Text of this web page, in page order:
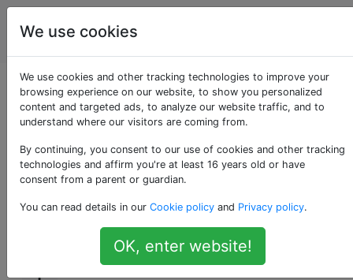
Programmierrätsel
& Code Golf
Zeichnen Sie ASCII-
Boxen in Boxen
Problem
gegebene Eingabe a,b,c
Wo
sind positive sogar ganze Zahlen
We use cookies
We use cookies and other tracking technologies to improve your
browsing experience on our website, to show you personalized
content and targeted ads, to analyze our website traffic, and to
understand where our visitors are coming from.
By continuing, you consent to our use of cookies and other tracking
technologies and affirm you're at least 16 years old or have
consent from a parent or guardian.
You can read details in our Cookie policy and Privacy policy.
OK, enter website!